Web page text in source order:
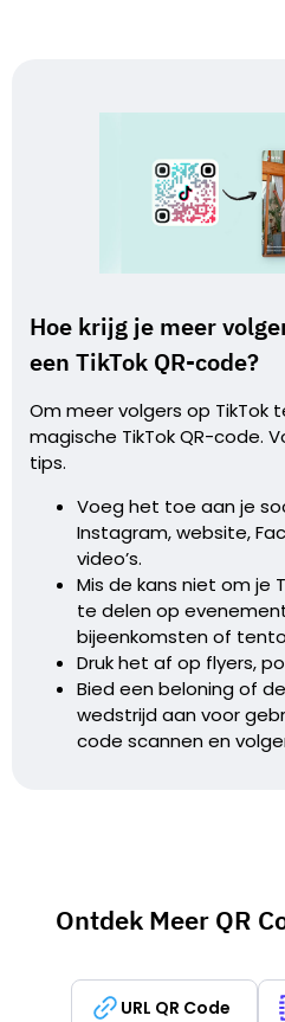
Hoe krijg je meer
een TikTok QR-code?
Om meer volgers op TikTok
magische TikTok QR-code.
tips.
Voeg het toe aan je
Instagram, website,
video’s.
Mis de kans niet om je
te delen op
bijeenkomsten of
Druk het af op flyers,
Bied een beloning of
wedstrijd aan voor
code scannen en
Ontdek Meer QR
URL QR Code